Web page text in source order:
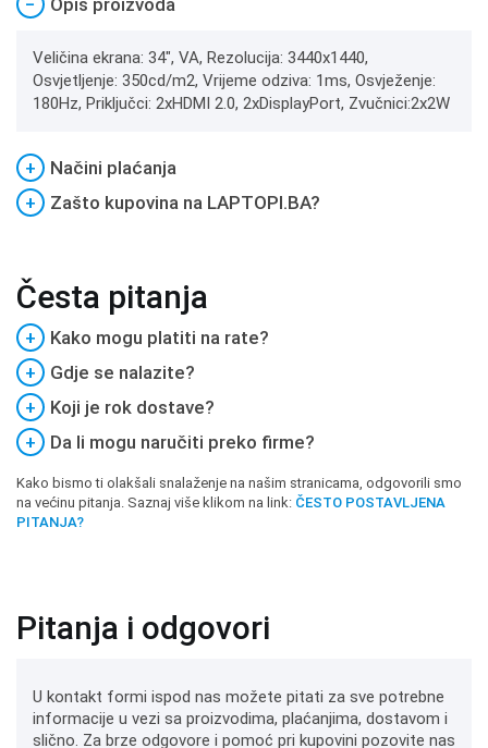
− Opis proizvoda
Veličina ekrana: 34", VA, Rezolucija: 3440x1440,
Osvjetljenje: 350cd/m2, Vrijeme odziva: 1ms, Osvježenje:
180Hz, Priključci: 2xHDMI 2.0, 2xDisplayPort, Zvučnici:2x2W
+
Načini plaćanja
+
Zašto kupovina na LAPTOPI.BA?
Česta pitanja
+
Kako mogu platiti na rate?
+
Gdje se nalazite?
+
Koji je rok dostave?
+
Da li mogu naručiti preko firme?
Kako bismo ti olakšali snalaženje na našim stranicama, odgovorili smo
na većinu pitanja. Saznaj više klikom na link: ČESTO POSTAVLJENA
PITANJA?
Pitanja i odgovori
U kontakt formi ispod nas možete pitati za sve potrebne
informacije u vezi sa proizvodima, plaćanjima, dostavom i
slično. Za brze odgovore i pomoć pri kupovini pozovite nas